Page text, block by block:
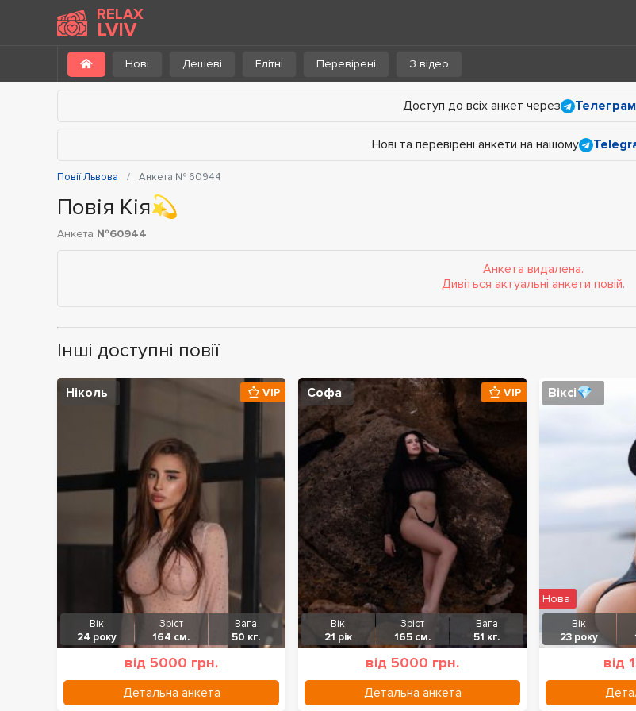
RELAX
LVIV
Нові Дешеві Елітні Перевірені З відео
Доступ до всіх анкет через
Нові та перевірені анкети на нашому
Повії Львова Анкета № 60944
Повія Кія💫
Анкета №60944
Анкета видалена.
Дивіться актуальні анкети повій.
Інші доступні повії
Ніколь
Вік
24 року
Зріст
164 см.
Вага
50 кг.
від 5000 грн.
Детальна анкета
VIP Софа
Вік
21 рік
Зріст
165 см.
Вага
51 кг.
від 5000 грн.
Детальна анкета
VIP Віксі💎
Вік
23 року
від
Нова